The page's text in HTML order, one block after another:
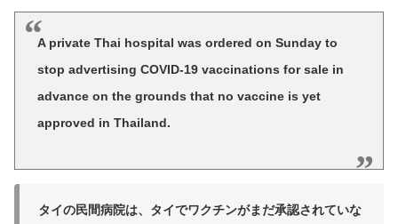
A private Thai hospital was ordered on Sunday to
stop advertising COVID-19 vaccinations for sale in
advance on the grounds that no vaccine is yet
approved in Thailand.
タイの民間病院は、タイでワクチンがまだ承認されていな